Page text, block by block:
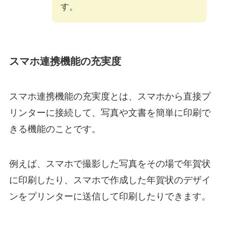
す。
スマホ連携機能の充実度
スマホ連携機能の充実度とは、スマホから直接プ
リンターに接続して、写真や文書を簡単に印刷で
きる機能のことです。
例えば、スマホで撮影した写真をその場で年賀状
に印刷したり、スマホで作成した年賀状のデザイ
ンをプリンターに送信して印刷したりできます。